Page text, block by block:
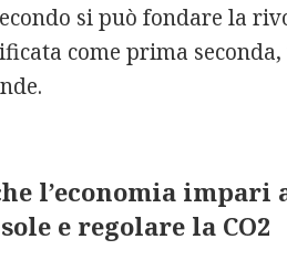
si può fondare la
come prima
l’economia
e regolare la CO2